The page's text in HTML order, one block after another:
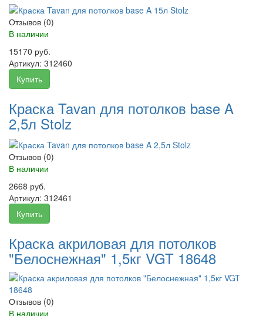
Отзывов (0)
В наличии
15170 руб.
Артикул: 312460
Купить
Краска Tavan для потолков base A
2,5л Stolz
Отзывов (0)
В наличии
2668 руб.
Артикул: 312461
Купить
Краска акриловая для потолков
"Белоснежная" 1,5кг VGT 18648
Отзывов (0)
В наличии